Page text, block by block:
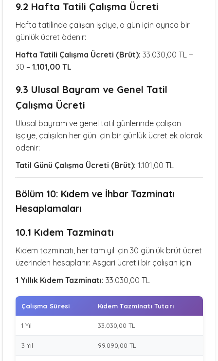
9.2 Hafta Tatili Çalışma Ücreti
Hafta tatilinde çalışan işçiye, o gün için ayrıca bir
günlük ücret ödenir:
Hafta Tatili Çalışma Ücreti (Brüt): 33.030,00 TL ÷
30 = 1.101,00 TL
9.3 Ulusal Bayram ve Genel Tatil
Çalışma Ücreti
Ulusal bayram ve genel tatil günlerinde çalışan
işçiye, çalışılan her gün için bir günlük ücret ek olarak
ödenir:
Tatil Günü Çalışma Ücreti (Brüt): 1.101,00 TL
Bölüm 10: Kıdem ve İhbar Tazminatı
Hesaplamaları
10.1 Kıdem Tazminatı
Kıdem tazminatı, her tam yıl için 30 günlük brüt ücret
üzerinden hesaplanır. Asgari ücretli bir çalışan için:
1 Yıllık Kıdem Tazminatı: 33.030,00 TL
Çalışma Süresi Kıdem Tazminatı Tutarı
1 Yıl 33.030,00 TL
3 Yıl 99.090,00 TL